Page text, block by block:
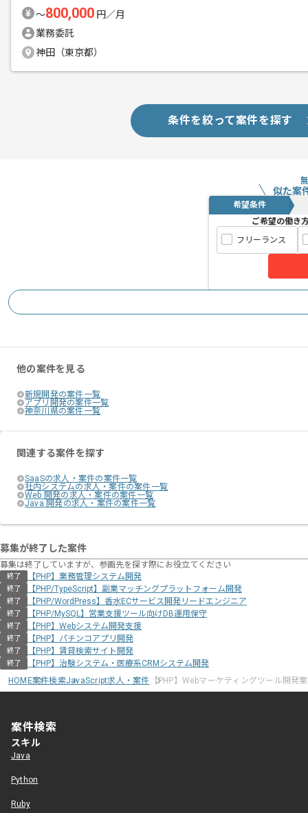
〜800,000 円／月
業務委託
神田（東京都）
条件を絞って案件を探す
似た案
希望条件
ご希望の働き
フリーランス
他の案件を見る
新規開発の案件一覧
アプリ開発の案件一覧
神奈川県の案件一覧
関連する案件を探す
SaaSの求人・案件の案件一覧
社内システムの求人・案件の案件一覧
Web 開発の求人・案件の案件一覧
Java 開発の求人・案件の案件一覧
募集が終了した案件
募集は終了していますが、参画先を探す際にお役立てください
終了 【PHP】業務管理システム開発
終了 【PHP/TypeScript】副業マッチングプラットフォーム開発
終了 【PHP/WordPress】香水ECサービス開発リードエンジニア
終了 【PHP/MySQL】営業支援ツール向けDB運用保守
終了 【PHP】Webシステム開発支援
終了 【PHP】パチンコアプリ開発
終了 【PHP】賃貸検索サイト開発
終了
【PHP】治験システム・医療系CRMシステム開発
HOME案件検索JavaScript求人・案件 【PHP】Webマーケティングツール開発
案件検索
スキル
Java
Python
Ruby